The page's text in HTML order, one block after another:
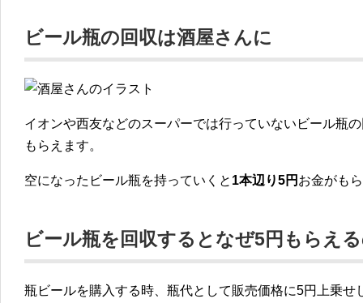
ビール瓶の回収は酒屋さんに
イオンや西友などのスーパーでは行っていないビール瓶
もらえます。
空になったビール瓶を持っていくと 1本辺り5円 お金がも
ビール瓶を回収するとなぜ5円もらえ
瓶ビールを購入する時、瓶代として販売価格に5円上乗せ